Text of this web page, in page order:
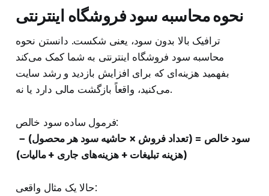
نحوه محاسبه سود فروشگاه اینترنتی
ترافیک بالا بدون سود، یعنی شکست. دانستن نحوه
محاسبه سود فروشگاه اینترنتی به شما کمک می‌کند
بفهمید هزینه‌ای که برای افزایش بازدید و رشد سایت
می‌کنید، واقعاً بازگشت مالی دارد یا نه.
فرمول ساده سود خالص:
سود خالص = (تعداد فروش × حاشیه سود هر محصول) −
(هزینه تبلیغات + هزینه‌های جاری + مالیات)
حالا یک مثال واقعی: